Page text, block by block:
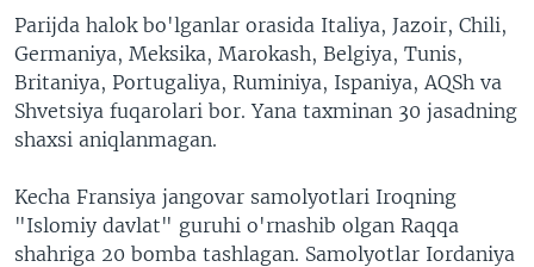
Parijda halok bo'lganlar orasida Italiya, Jazoir, Chili,
Germaniya, Meksika, Marokash, Belgiya, Tunis,
Britaniya, Portugaliya, Ruminiya, Ispaniya, AQSh va
Shvetsiya fuqarolari bor. Yana taxminan 30 jasadning
shaxsi aniqlanmagan.
Kecha Fransiya jangovar samolyotlari Iroqning
"Islomiy davlat" guruhi o'rnashib olgan Raqqa
shahriga 20 bomba tashlagan. Samolyotlar Iordaniya